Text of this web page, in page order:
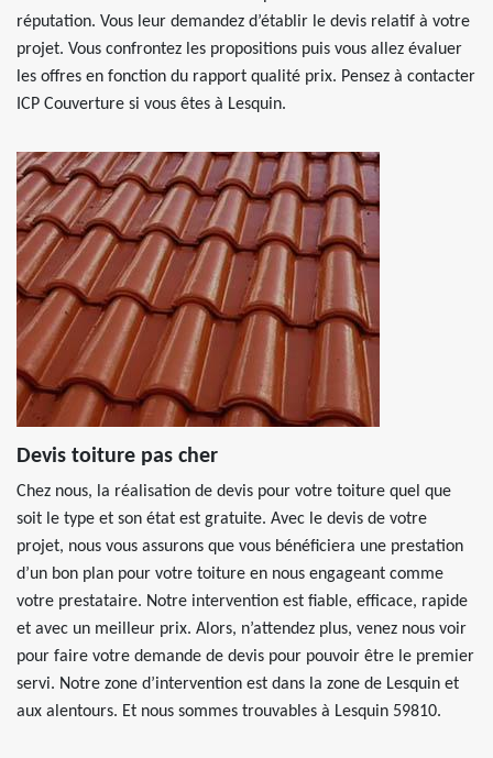
réputation. Vous leur demandez d’établir le devis relatif à votre
projet. Vous confrontez les propositions puis vous allez évaluer
les offres en fonction du rapport qualité prix. Pensez à contacter
ICP Couverture si vous êtes à Lesquin.
Devis toiture pas cher
Chez nous, la réalisation de devis pour votre toiture quel que
soit le type et son état est gratuite. Avec le devis de votre
projet, nous vous assurons que vous bénéficiera une prestation
d’un bon plan pour votre toiture en nous engageant comme
votre prestataire. Notre intervention est fiable, efficace, rapide
et avec un meilleur prix. Alors, n’attendez plus, venez nous voir
pour faire votre demande de devis pour pouvoir être le premier
servi. Notre zone d’intervention est dans la zone de Lesquin et
aux alentours. Et nous sommes trouvables à Lesquin 59810.